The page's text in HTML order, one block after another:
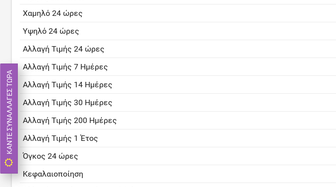
Χαμηλό 24 ώρες
Υψηλό 24 ώρες
Αλλαγή Τιμής 24 ώρες
Αλλαγή Τιμής 7 Ημέρες
Αλλαγή Τιμής 14 Ημέρες
Αλλαγή Τιμής 30 Ημέρες
Αλλαγή Τιμής 200 Ημέρες
Αλλαγή Τιμής 1 Έτος
Όγκος 24 ώρες
Κεφαλαιοποίηση
ΚΆΝΤΕ ΣΥΝΑΛΛΑΓΈΣ ΤΏΡΑ